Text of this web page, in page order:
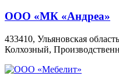
ООО «МК «Андреа»
433410, Ульяновская
Колхозный,